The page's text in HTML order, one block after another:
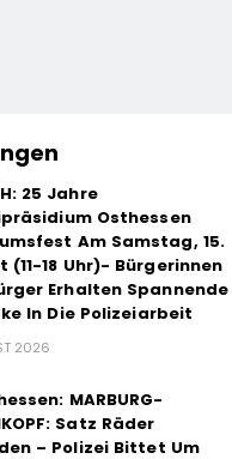
25 Jahre
Osthessen
Am Samstag, 15.
(11-18 Uhr)- Bürgerinnen
Erhalten Spannende
In Die Polizeiarbeit
2026
MARBURG-
Satz Räder
– Polizei Bittet Um